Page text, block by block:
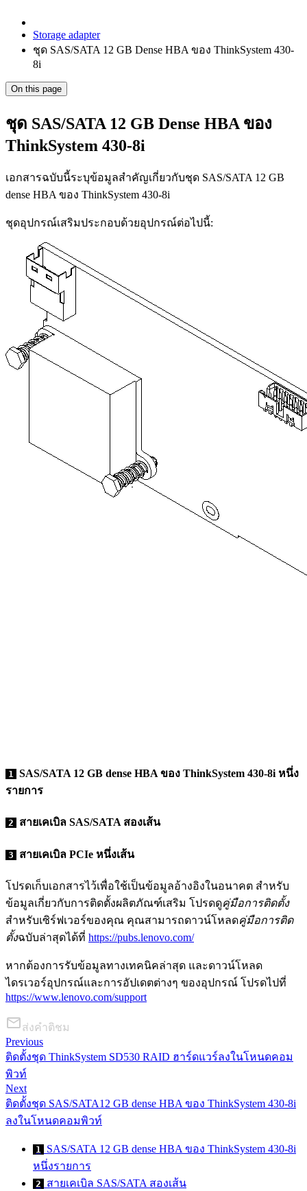
Storage adapter
ชุด SAS/SATA 12 GB Dense HBA ของ ThinkSystem 430-
8i
On this page
ชุด SAS/SATA 12 GB Dense HBA ของ
ThinkSystem 430-8i
เอกสารฉบับนี้ระบุข้อมูลสำคัญเกี่ยวกับชุด SAS/SATA 12 GB
dense HBA ของ ThinkSystem 430-8i
ชุดอุปกรณ์เสริมประกอบด้วยอุปกรณ์ต่อไปนี้:
1 SAS/SATA 12 GB dense HBA ของ ThinkSystem 430-8i หนึ่ง
รายการ
2 สายเคเบิล SAS/SATA สองเส้น
3 สายเคเบิล PCIe หนึ่งเส้น
โปรดเก็บเอกสารไว้เพื่อใช้เป็นข้อมูลอ้างอิงในอนาคต สำหรับ
ข้อมูลเกี่ยวกับการติดตั้งผลิตภัณฑ์เสริม โปรดดูคู่มือการติดตั้ง
สำหรับเซิร์ฟเวอร์ของคุณ คุณสามารถดาวน์โหลดคู่มือการติด
ตั้งฉบับล่าสุดได้ที่ https://pubs.lenovo.com/
หากต้องการรับข้อมูลทางเทคนิคล่าสุด และดาวน์โหลด
ไดรเวอร์อุปกรณ์และการอัปเดตต่างๆ ของอุปกรณ์ โปรดไปที่
https://www.lenovo.com/support
ส่งคำติชม
Previous
ติดตั้งชุด ThinkSystem SD530 RAID ฮาร์ดแวร์ลงในโหนดคอม
พิวท์
Next
ติดตั้งชุด SAS/SATA12 GB dense HBA ของ ThinkSystem 430-8i
ลงในโหนดคอมพิวท์
1
SAS/SATA 12 GB dense HBA ของ ThinkSystem 430-8i
หนึ่งรายการ
2 สายเคเบิล SAS/SATA สองเส้น